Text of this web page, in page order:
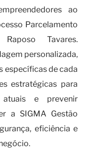
ao
Parcelamento
Tavares.
personalizada,
específicas de cada
estratégicas para
atuais e prevenir
a SIGMA Gestão
eficiência e